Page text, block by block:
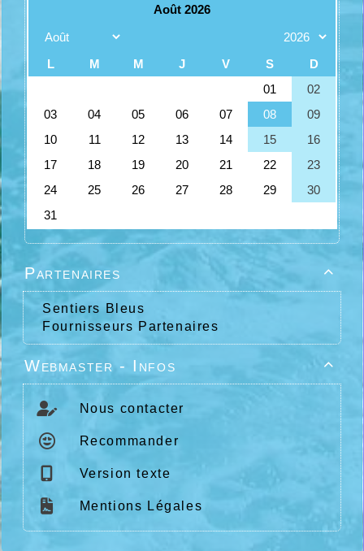

Partenaires
Sentiers Bleus
Fournisseurs Partenaires

Webmaster - Infos
Nous contacter
Recommander
Version texte
Mentions Légales